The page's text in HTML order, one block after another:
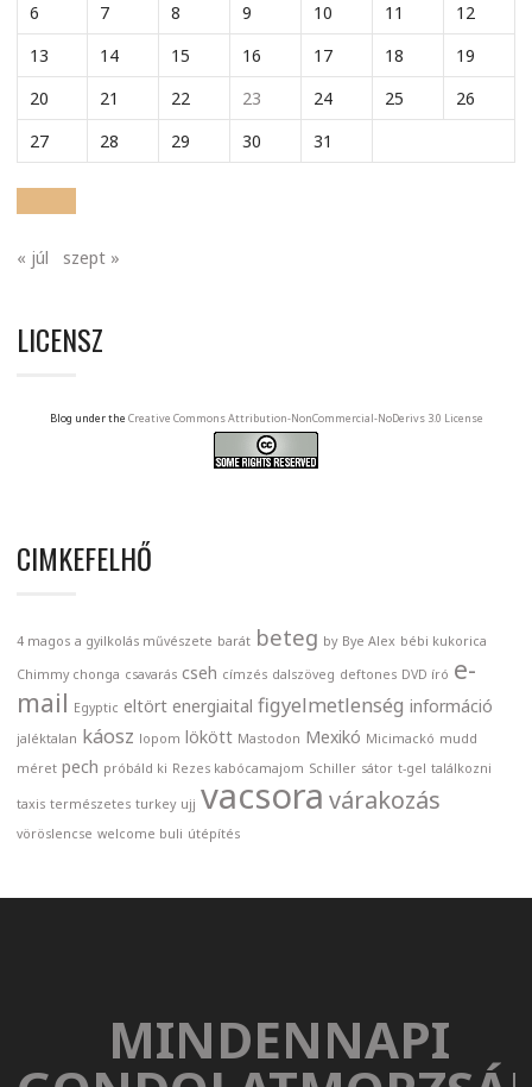
6
7 8 9 10 11
12
13
14 15 16 17 18
19
20
21 22 23 24 25
26
27
28 29 30 31
« júl szept »
LICENSZ
Blog under the Creative Commons Attribution-NonCommercial-NoDerivs 3.0 License
CIMKEFELHŐ
4 magos a gyilkolás művészete barát beteg by Bye Alex bébi kukorica
Chimmy chonga csavarás cseh címzés dalszöveg deftones DVD író e-
mail Egyptic eltört energiaital figyelmetlenség információ
jaléktalan káosz lopom lökött Mastodon Mexikó Micimackó mudd
méret pech próbáld ki Rezes kabócamajom Schiller sátor t-gel találkozni
taxis természetes turkey ujj vacsora várakozás
vöröslencse welcome buli útépítés
MINDENNAPI